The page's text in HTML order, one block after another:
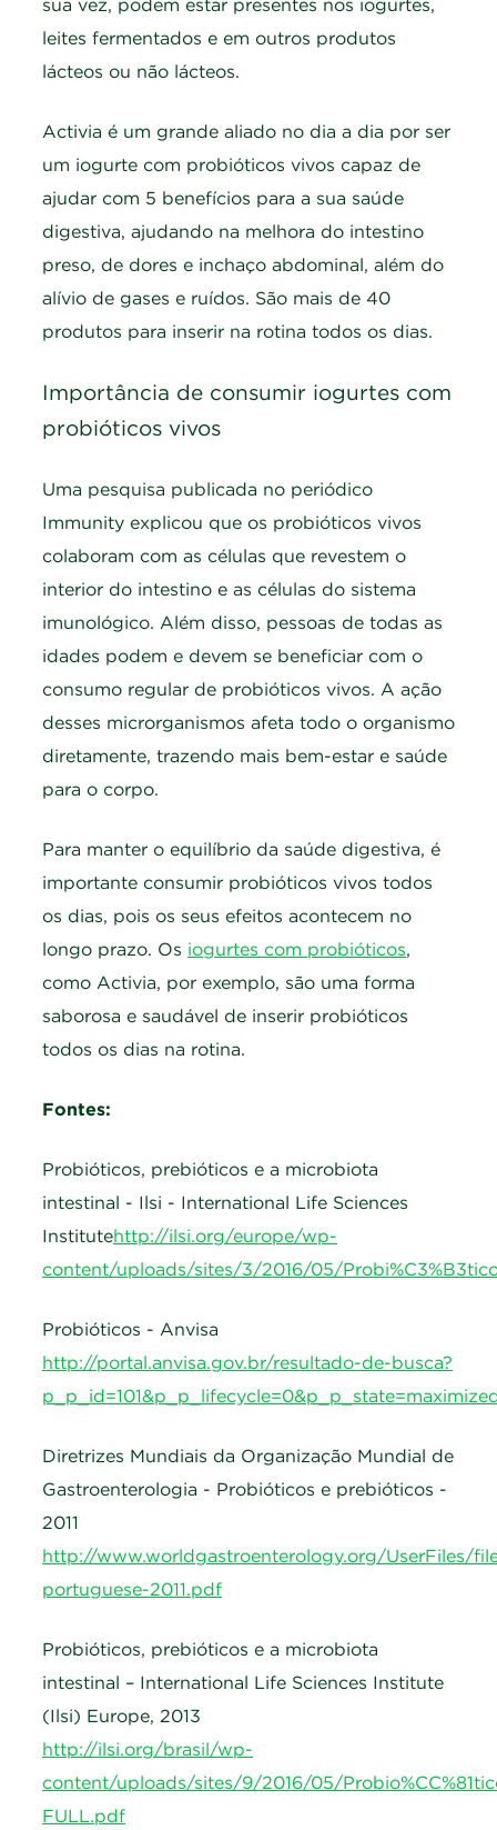
sua vez, podem estar presentes nos iogurtes,
leites fermentados e em outros produtos
lácteos ou não lácteos.
Activia é um grande aliado no dia a dia por ser
um iogurte com probióticos vivos capaz de
ajudar com 5 benefícios para a sua saúde
digestiva, ajudando na melhora do intestino
preso, de dores e inchaço abdominal, além do
alívio de gases e ruídos. São mais de 40
produtos para inserir na rotina todos os dias.
Importância de consumir iogurtes com
probióticos vivos
Uma pesquisa publicada no periódico
Immunity explicou que os probióticos vivos
colaboram com as células que revestem o
interior do intestino e as células do sistema
imunológico. Além disso, pessoas de todas as
idades podem e devem se beneficiar com o
consumo regular de probióticos vivos. A ação
desses microrganismos afeta todo o organismo
diretamente, trazendo mais bem-estar e saúde
para o corpo.
Para manter o equilíbrio da saúde digestiva, é
importante consumir probióticos vivos todos
os dias, pois os seus efeitos acontecem no
longo prazo. Os iogurtes com probióticos,
como Activia, por exemplo, são uma forma
saborosa e saudável de inserir probióticos
todos os dias na rotina.
Fontes:
Probióticos, prebióticos e a microbiota
intestinal - Ilsi - International Life Sciences
Institutehttp://ilsi.org/europe/wp-
content/uploads/sites/3/2016/05/
Probióticos - Anvisa
http://portal.anvisa.gov.br/resultado-de-busca?
Diretrizes Mundiais da Organização Mundial de
Gastroenterologia - Probióticos e prebióticos -
2011
http://www.worldgastroenterology.org/UserFiles/
portuguese-2011.pdf
Probióticos, prebióticos e a microbiota
intestinal – International Life Sciences Institute
(Ilsi) Europe, 2013
http://ilsi.org/brasil/wp-
content/uploads/sites/9/2016/05/
FULL.pdf